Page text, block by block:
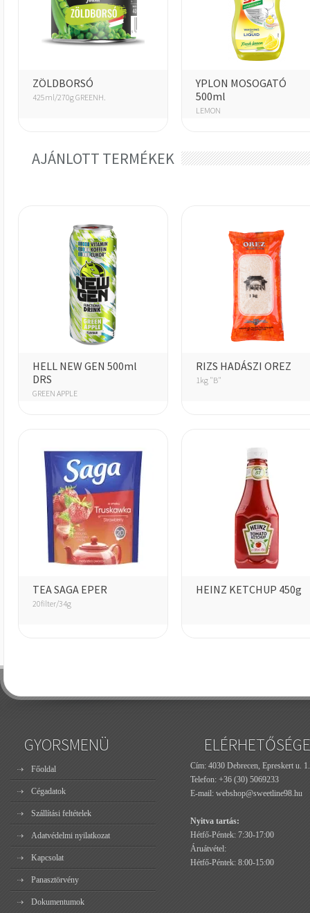
ZÖLDBORSÓ
425ml/270g GREENH.
YPLON MOSOGATÓ
500ml
LEMON
AJÁNLOTT TERMÉKEK
HELL NEW GEN 500ml
DRS
GREEN APPLE
RIZS HADÁSZI OREZ
1kg "B"
TEA SAGA EPER
20filter/34g
HEINZ KETCHUP 450g
GYORSMENÜ
Főoldal
Cégadatok
Szállítási feltételek
Adatvédelmi nyilatkozat
Kapcsolat
Panasztörvény
Dokumentumok
Cím: 4030 Debrecen, Epreskert u. 1.
Telefon: +36 (30) 5069233
E-mail: webshop@sweetline98.hu
Nyitva tartás:
Hétfő-Péntek: 7:30-17:00
Áruátvétel:
Hétfő-Péntek: 8:00-15:00